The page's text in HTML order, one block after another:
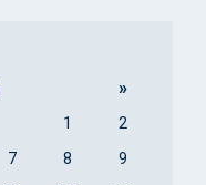
»
1
2
7 8
9